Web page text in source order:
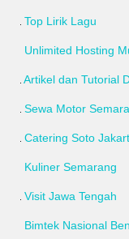
Top Lirik Lagu
Unlimited Hosting
Artikel dan Tutorial
Sewa Motor
Catering Soto
Kuliner Semarang
Visit Jawa Tengah
Bimtek Nasional